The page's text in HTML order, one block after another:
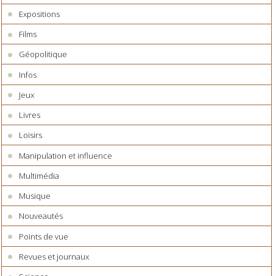
Expositions
Films
Géopolitique
Infos
Jeux
Livres
Loisirs
Manipulation et influence
Multimédia
Musique
Nouveautés
Points de vue
Revues et journaux